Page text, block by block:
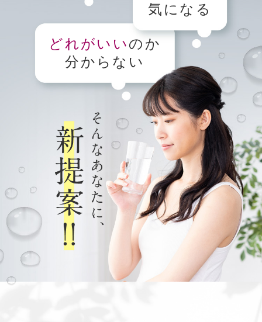
気になる
どれがいいのか
分からない